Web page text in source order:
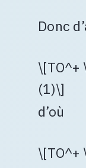
Donc
\[TO^+
(1)\]
d’où
\[TO^+